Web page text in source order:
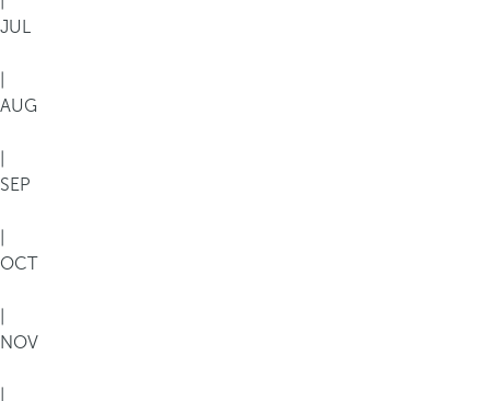
JUL
AUG
SEP
OCT
NOV